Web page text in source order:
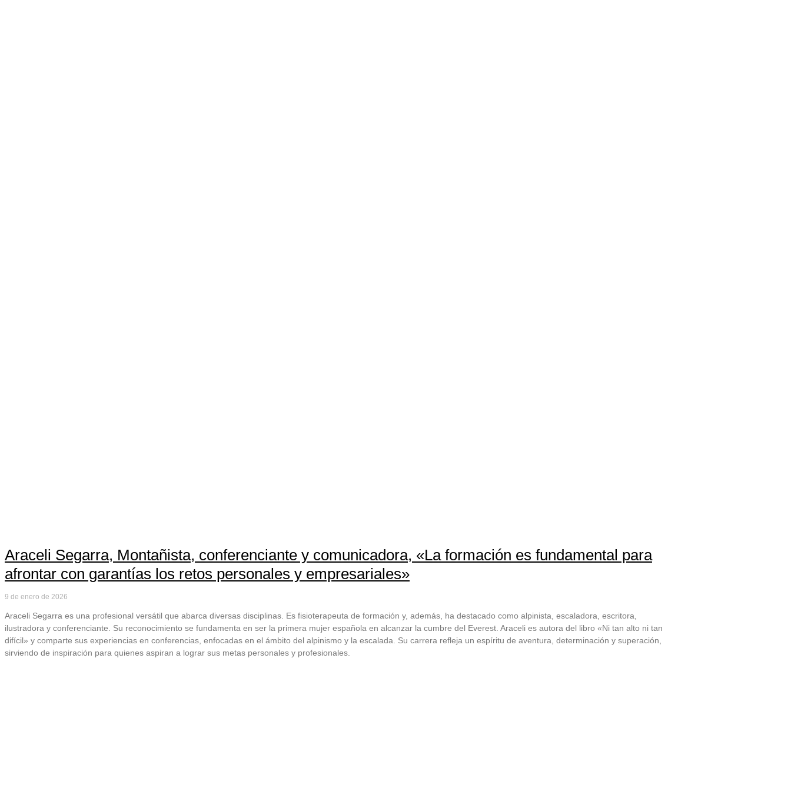
Araceli Segarra, Montañista, conferenciante y comunicadora, «La formación es fundamental para
afrontar con garantías los retos personales y empresariales»
9 de enero de 2026
Araceli Segarra es una profesional versátil que abarca diversas disciplinas. Es fisioterapeuta de formación y, además, ha destacado como alpinista, escaladora, escritora,
ilustradora y conferenciante. Su reconocimiento se fundamenta en ser la primera mujer española en alcanzar la cumbre del Everest. Araceli es autora del libro «Ni tan alto ni tan
difícil» y comparte sus experiencias en conferencias, enfocadas en el ámbito del alpinismo y la escalada. Su carrera refleja un espíritu de aventura, determinación y superación,
sirviendo de inspiración para quienes aspiran a lograr sus metas personales y profesionales.